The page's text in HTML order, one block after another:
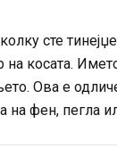
сте
косата.
Ова е
на фен, пегла